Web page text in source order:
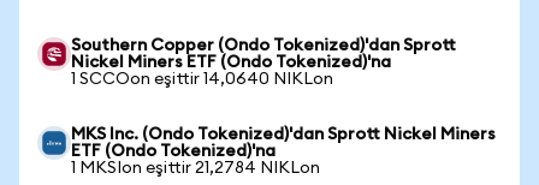
Southern Copper (Ondo Tokenized)'dan Sprott
Nickel Miners ETF (Ondo Tokenized)'na
1 SCCOon eşittir 14,0640 NIKLon
MKS Inc. (Ondo Tokenized)'dan Sprott Nickel Miners
ETF (Ondo Tokenized)'na
1 MKSIon eşittir 21,2784 NIKLon